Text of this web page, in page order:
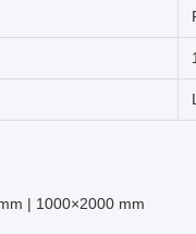
| 1000×2000 mm